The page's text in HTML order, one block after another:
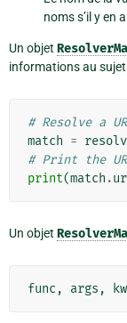
noms s’il y en
Un objet
informations au sujet
# Resolve a
match =
# Print the
print(match .
Un objet
func , args ,